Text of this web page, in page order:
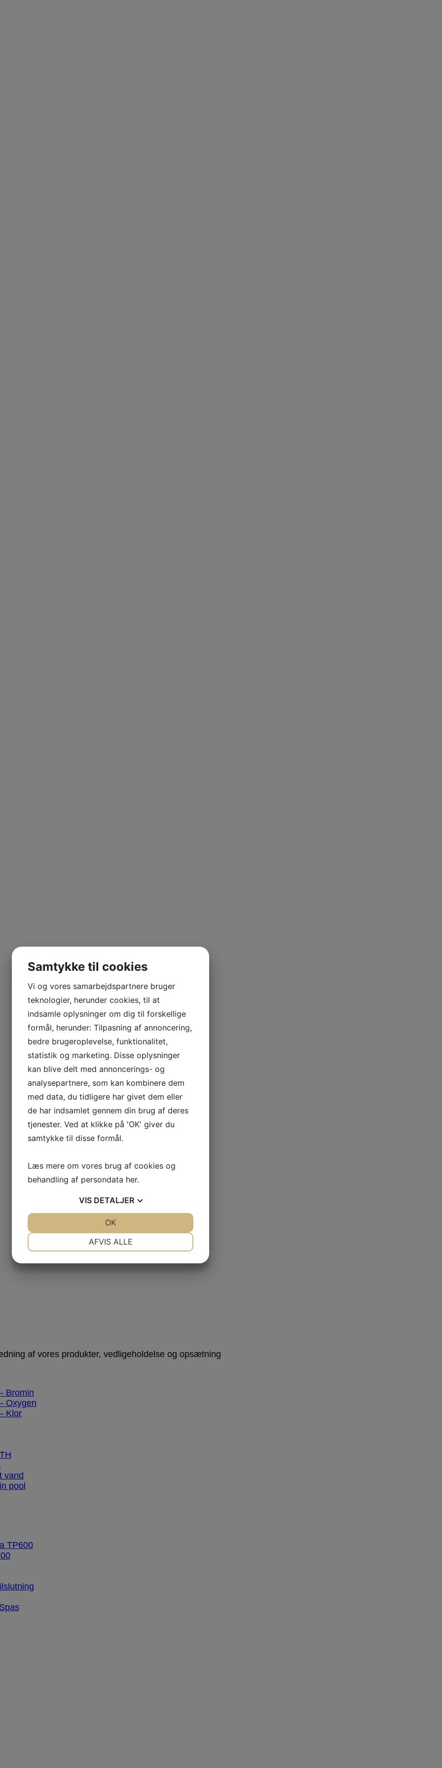
af vores produkter, vedligeholdelse og opsætning
Bromin
Oxygen
Klor
vand
pool
TP600
Samtykke til cookies
Vi og vores samarbejdspartnere bruger
teknologier, herunder cookies, til at
indsamle oplysninger om dig til forskellige
formål, herunder: Tilpasning af annoncering,
bedre brugeroplevelse, funktionalitet,
statistik og marketing. Disse oplysninger
kan blive delt med annoncerings- og
analysepartnere, som kan kombinere dem
med data, du tidligere har givet dem eller
de har indsamlet gennem din brug af deres
tjenester. Ved at klikke på 'OK' giver du
samtykke til disse formål.
Læs mere om vores brug af cookies og
behandling af persondata her.
VIS DETALJER
AFVIS ALLE
OK